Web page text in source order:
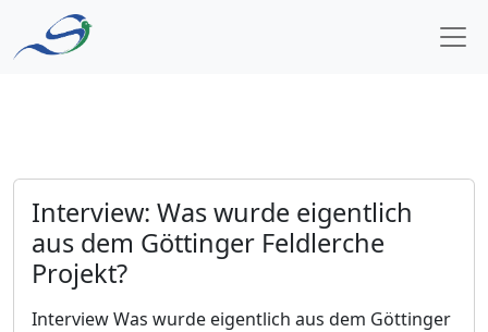
Zum Inhalt springen
Hauptnavigation
Interview: Was wurde eigentlich
aus dem Göttinger Feldlerche
Projekt?
InterviewWas wurde eigentlich aus dem Göttinger